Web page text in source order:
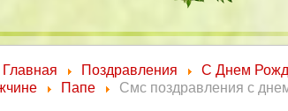
Главная
Поздравления
С Днем
Папе Смс поздравления с